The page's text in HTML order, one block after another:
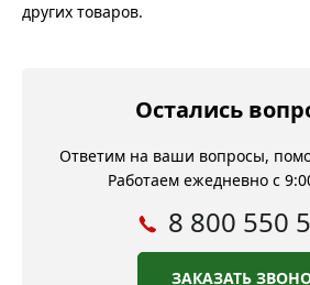
других товаров.
Остались
Ответим на ваши вопросы,
Работаем ежедневно с
8 800 550
ЗАКАЗАТЬ